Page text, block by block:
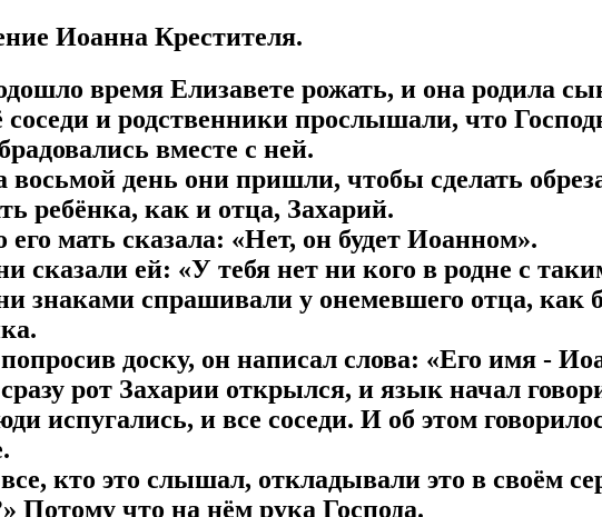
Иоанна Крестителя.
время Елизавете рожать, и она родила
соседи и родственники прослышали, что
вместе с ней.
восьмой день они пришли, чтобы сделать
ребёнка, как и отца, Захарий.
его мать сказала: «Нет, он будет Иоанном».
сказали ей: «У тебя нет ни кого в родне с
знаками спрашивали у онемевшего отца, как
доску, он написал слова: «Его имя -
рот Захарии открылся, и язык начал
испугались, и все соседи. И об этом
кто это слышал, откладывали это в своём
Потому что на нём рука Господа.